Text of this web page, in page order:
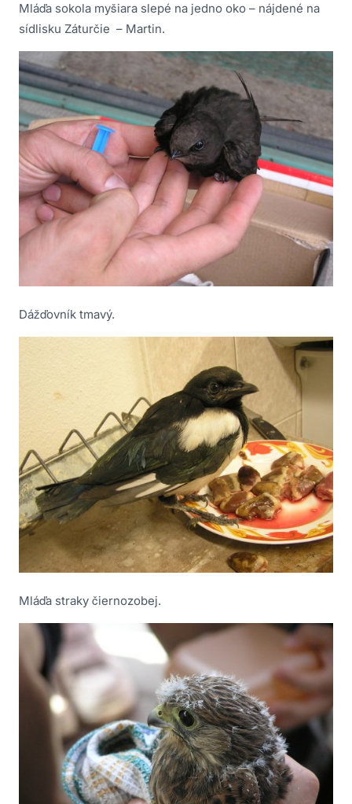
Mláďa sokola myšiara slepé na jedno oko – nájdené na
sídlisku Záturčie – Martin.
Dážďovník tmavý.
Mláďa straky čiernozobej.